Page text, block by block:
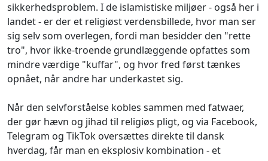
sikkerhedsproblem. I de islamistiske miljøer - også her i
landet - er der et religiøst verdensbillede, hvor man ser
sig selv som overlegen, fordi man besidder den "rette
tro", hvor ikke-troende grundlæggende opfattes som
mindre værdige "kuffar", og hvor fred først tænkes
opnået, når andre har underkastet sig.
Når den selvforståelse kobles sammen med fatwaer,
der gør hævn og jihad til religiøs pligt, og via Facebook,
Telegram og TikTok oversættes direkte til dansk
hverdag, får man en eksplosiv kombination - et